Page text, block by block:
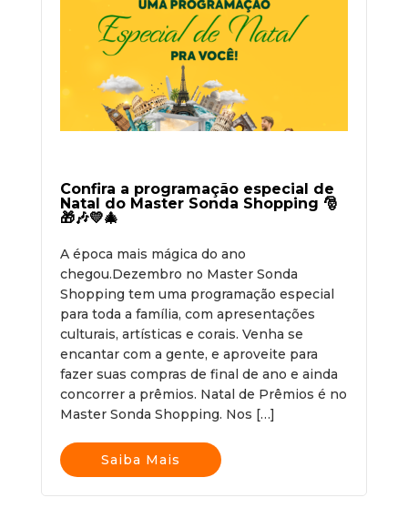
Confira a programação especial de
Natal do Master Sonda Shopping 🎅
🎁🎶💛🎄
A época mais mágica do ano
chegou.Dezembro no Master Sonda
Shopping tem uma programação especial
para toda a família, com apresentações
culturais, artísticas e corais. Venha se
encantar com a gente, e aproveite para
fazer suas compras de final de ano e ainda
concorrer a prêmios. Natal de Prêmios é no
Master Sonda Shopping. Nos […]
Saiba Mais